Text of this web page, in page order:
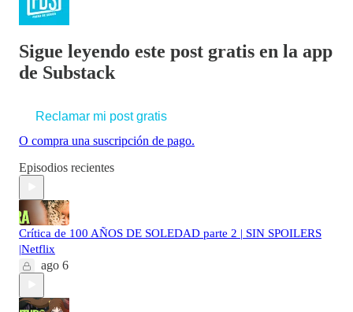
Sigue leyendo este post gratis en la app
de Substack
Reclamar mi post gratis
O compra una suscripción de pago.
Episodios recientes
Crítica de 100 AÑOS DE SOLEDAD parte 2 | SIN SPOILERS
|Netflix
ago 6